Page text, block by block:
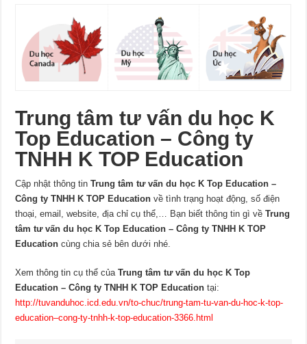
Trung tâm tư vấn du học K
Top Education – Công ty
TNHH K TOP Education
Cập nhật thông tinTrung tâm tư vấn du học K Top Education –
Công ty TNHH K TOP Education về tình trạng hoạt động, số điện
thoại, email, website, địa chỉ cụ thể,… Bạn biết thông tin gì vềTrung
tâm tư vấn du học K Top Education – Công ty TNHH K TOP
Education cùng chia sẻ bên dưới nhé.
Xem thông tin cụ thể củaTrung tâm tư vấn du học K Top
Education – Công ty TNHH K TOP Education tại:
http://tuvanduhoc.icd.edu.vn/to-chuc/trung-tam-tu-van-du-hoc-k-top-
education–cong-ty-tnhh-k-top-education-3366.html